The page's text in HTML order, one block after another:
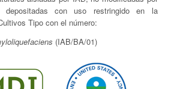
depositadas con uso restringido en la
Tipo con el número:
(IAB/BA/01)